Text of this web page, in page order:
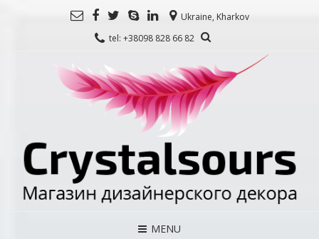
Ukraine, Kharkov
tel: +38098 828 66 82
MENU